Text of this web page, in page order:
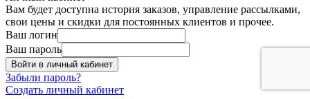
Вам будет доступна история заказов, управление рассылками,
свои цены и скидки для постоянных клиентов и прочее.
Ваш логин
Ваш пароль
Войти в личный кабинет
Забыли пароль?
Создать личный кабинет